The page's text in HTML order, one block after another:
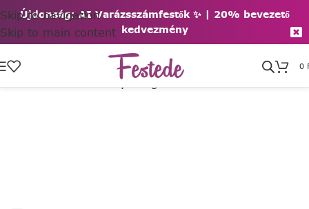
Újdonság: AI Varázsszámfestők ✨ | 20% bevezető
kedvezmény
Skip to navigation
Skip to main content
0